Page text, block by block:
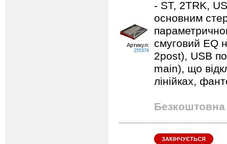
Артикул:
255379
- ST, 2TRK,
основним
смуговий EQ
2post), USB
main), що
лінійках,
Безкоштовна
ЗАКІНЧУЄТЬСЯ